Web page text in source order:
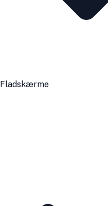
Fladskærme